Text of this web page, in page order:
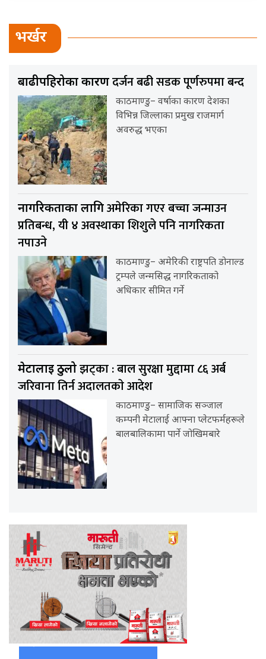
भर्खर
बाढीपहिरोका कारणदर्जन बढी सडक पूर्णरुपमा बन्द
काठमाण्डु– वर्षाका कारण देशका
विभिन्न जिल्लाका प्रमुख राजमार्ग
अवरुद्ध भएका
नागरिकताका लागिअमेरिका गएर बच्चा जन्माउन
प्रतिबन्ध, यी ४ अवस्थाका शिशुले पनि नागरिकता
नपाउने
काठमाण्डु– अमेरिकी राष्ट्रपति डोनाल्ड
ट्रम्पले जन्मसिद्ध नागरिकताको
अधिकार सीमित गर्ने
मेटालाई ठुलोझट्का : बाल सुरक्षा मुद्दामा ८६ अर्ब
जरिवाना तिर्न अदालतकाे आदेश
काठमाण्डु– सामाजिक सञ्जाल
कम्पनी मेटालाई आफ्ना प्लेटफर्महरूले
बालबालिकामा पार्ने जोखिमबारे